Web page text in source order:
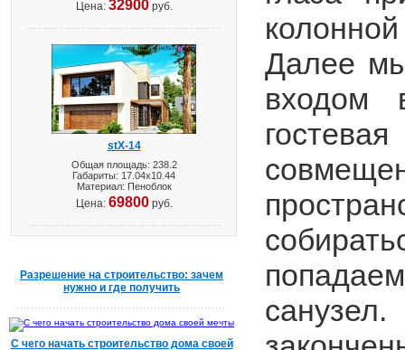
Цена: 32900руб.
stX-14
Общая площадь: 238.2
Габариты: 17.04х10.44
Материал: Пеноблок
Цена: 69800руб.
Разрешение на строительство: зачем
нужно и где получить
С чего начать строительство дома своей
Далее
входом